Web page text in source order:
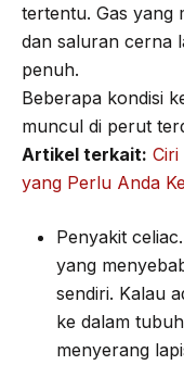
tertentu. Gas yang
dan saluran cerna
penuh.
Beberapa kondisi
muncul di perut
Artikel terkait: Ciri
yang Perlu Anda
Penyakit
yang
sendiri. Kalau
ke dalam
menyerang